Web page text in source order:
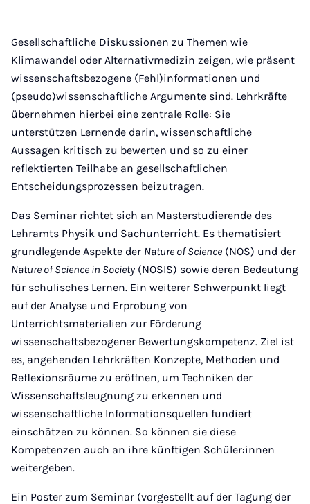
Gesellschaftliche Diskussionen zu Themen wie
Klimawandel oder Alternativmedizin zeigen, wie präsent
wissenschaftsbezogene (Fehl)informationen und
(pseudo)wissenschaftliche Argumente sind. Lehrkräfte
übernehmen hierbei eine zentrale Rolle: Sie
unterstützen Lernende darin, wissenschaftliche
Aussagen kritisch zu bewerten und so zu einer
reflektierten Teilhabe an gesellschaftlichen
Entscheidungsprozessen beizutragen.
Das Seminar richtet sich an Masterstudierende des
Lehramts Physik und Sachunterricht. Es thematisiert
grundlegende Aspekte der Nature of Science (NOS) und der
Nature of Science in Society(NOSIS) sowie deren Bedeutung
für schulisches Lernen. Ein weiterer Schwerpunkt liegt
auf der Analyse und Erprobung von
Unterrichtsmaterialien zur Förderung
wissenschaftsbezogener Bewertungskompetenz. Ziel ist
es, angehenden Lehrkräften Konzepte, Methoden und
Reflexionsräume zu eröffnen, um Techniken der
Wissenschaftsleugnung zu erkennen und
wissenschaftliche Informationsquellen fundiert
einschätzen zu können. So können sie diese
Kompetenzen auch an ihre künftigen Schüler:innen
weitergeben.
Ein Poster zum Seminar (vorgestellt auf der Tagung der